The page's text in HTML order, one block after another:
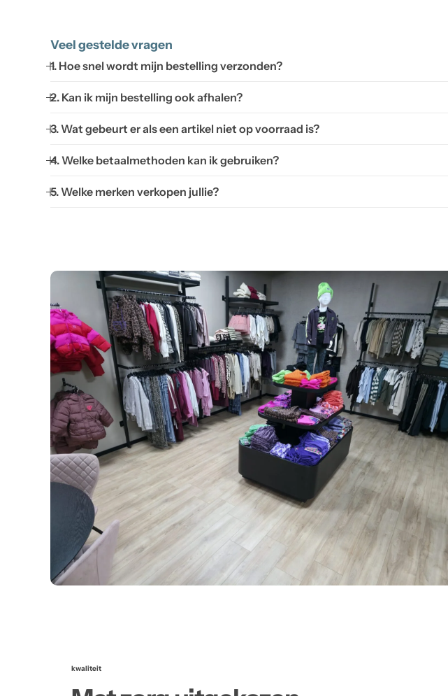
Veel gestelde vragen
1. Hoe snel wordt mijn bestelling verzonden?
2. Kan ik mijn bestelling ook afhalen?
3. Wat gebeurt er als een artikel niet op voorraad is?
4. Welke betaalmethoden kan ik gebruiken?
5. Welke merken verkopen jullie?
kwaliteit